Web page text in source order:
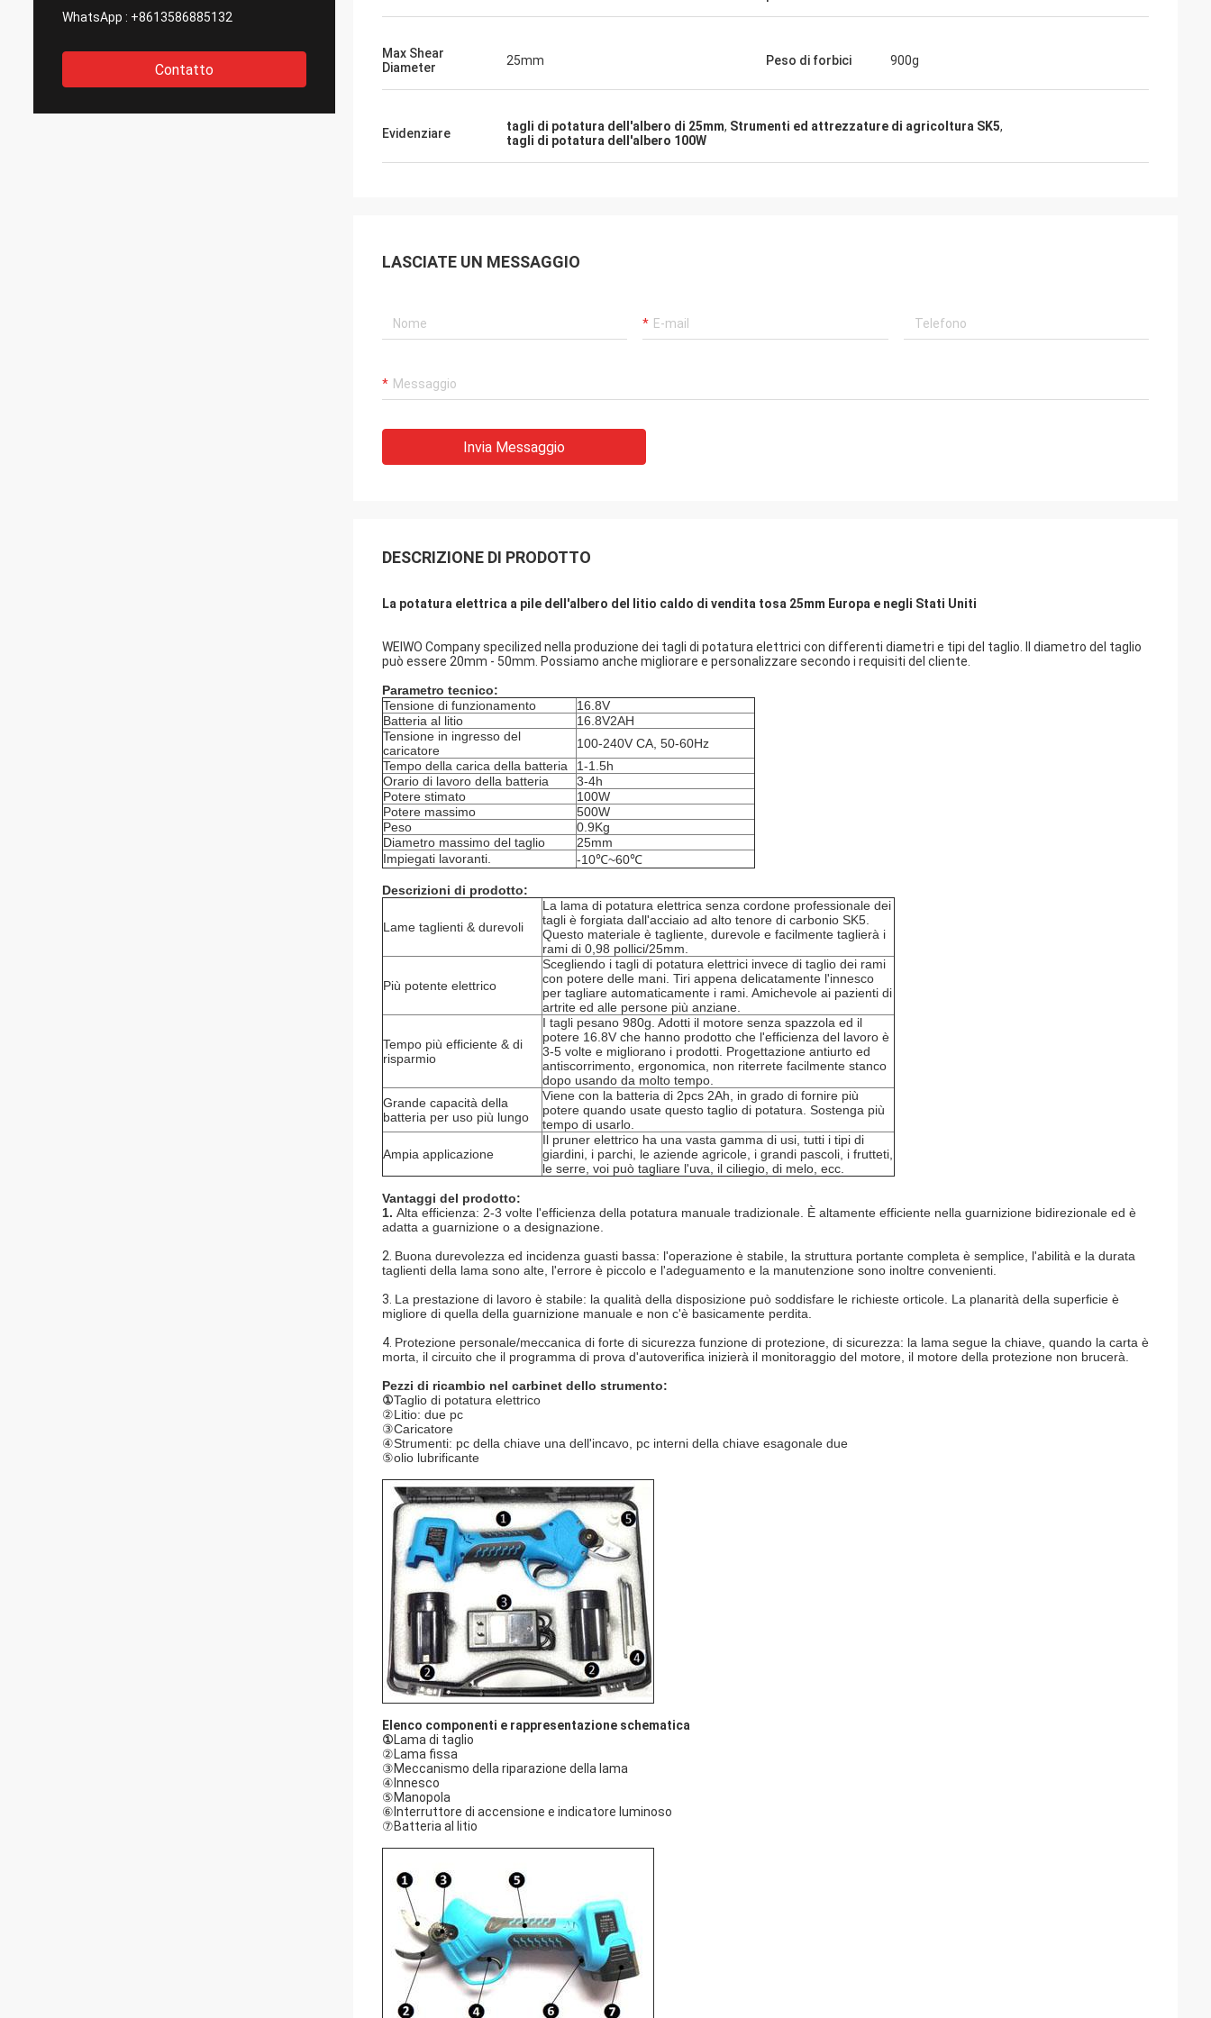
WhatsApp : +8613586885132
Contatto
Max Shear
Diameter
25mm Peso di forbici 900g
Evidenziare tagli di potatura dell'albero di 25mm, Strumenti ed attrezzature di agricoltura SK5,
tagli di potatura dell'albero 100W
LASCIATE UN MESSAGGIO
Invia Messaggio
DESCRIZIONE DI PRODOTTO
La potatura elettrica a pile dell'albero del litio caldo di vendita tosa 25mm Europa e negli Stati Uniti
WEIWO Company specilized nella produzione dei tagli di potatura elettrici con differenti diametri e tipi del taglio. Il diametro del taglio
può essere 20mm - 50mm. Possiamo anche migliorare e personalizzare secondo i requisiti del cliente.
Parametro tecnico:
Tensione di funzionamento
16.8V
Batteria al litio
16.8V2AH
Tensione in ingresso del
caricatore
100-240V CA, 50-60Hz
Tempo della carica della batteria
1-1.5h
Orario di lavoro della batteria
3-4h
Potere stimato
100W
Potere massimo
500W
Peso
0.9Kg
Diametro massimo del taglio
25mm
Impiegati lavoranti.
-10℃~60℃
Descrizioni di prodotto:
Lame taglienti & durevoli
La lama di potatura elettrica senza cordone professionale dei
tagli è forgiata dall'acciaio ad alto tenore di carbonio SK5.
Questo materiale è tagliente, durevole e facilmente taglierà i
rami di 0,98 pollici/25mm.
Più potente elettrico
Scegliendo i tagli di potatura elettrici invece di taglio dei rami
con potere delle mani. Tiri appena delicatamente l'innesco
per tagliare automaticamente i rami. Amichevole ai pazienti di
artrite ed alle persone più anziane.
Tempo più efficiente & di
risparmio
I tagli pesano 980g. Adotti il motore senza spazzola ed il
potere 16.8V che hanno prodotto che l'efficienza del lavoro è
3-5 volte e migliorano i prodotti. Progettazione antiurto ed
antiscorrimento, ergonomica, non riterrete facilmente stanco
dopo usando da molto tempo.
Grande capacità della
batteria per uso più lungo
Viene con la batteria di 2pcs 2Ah, in grado di fornire più
potere quando usate questo taglio di potatura. Sostenga più
tempo di usarlo.
Ampia applicazione
Il pruner elettrico ha una vasta gamma di usi, tutti i tipi di
giardini, i parchi, le aziende agricole, i grandi pascoli, i frutteti,
le serre, voi può tagliare l'uva, il ciliegio, di melo, ecc.
Vantaggi del prodotto:
1. Alta efficienza: 2-3 volte l'efficienza della potatura manuale tradizionale. È altamente efficiente nella guarnizione bidirezionale ed è
adatta a guarnizione o a designazione.
2. Buona durevolezza ed incidenza guasti bassa: l'operazione è stabile, la struttura portante completa è semplice, l'abilità e la durata
taglienti della lama sono alte, l'errore è piccolo e l'adeguamento e la manutenzione sono inoltre convenienti.
3. La prestazione di lavoro è stabile: la qualità della disposizione può soddisfare le richieste orticole. La planarità della superficie è
migliore di quella della guarnizione manuale e non c'è basicamente perdita.
4. Protezione personale/meccanica di forte di sicurezza funzione di protezione, di sicurezza: la lama segue la chiave, quando la carta è
morta, il circuito che il programma di prova d'autoverifica inizierà il monitoraggio del motore, il motore della protezione non brucerà.
Pezzi di ricambio nel carbinet dello strumento:
①Taglio di potatura elettrico
②Litio: due pc
③Caricatore
④Strumenti: pc della chiave una dell'incavo, pc interni della chiave esagonale due
⑤olio lubrificante
Elenco componenti e rappresentazione schematica
①Lama di taglio
②Lama fissa
③Meccanismo della riparazione della lama
④Innesco
⑤Manopola
⑥Interruttore di accensione e indicatore luminoso
⑦Batteria al litio